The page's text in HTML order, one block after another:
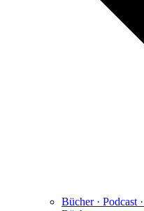
Bücher · Podcast